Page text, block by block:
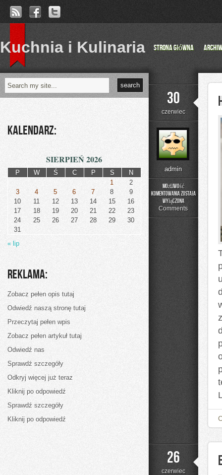
Kuchnia i Kulinaria Strona główna
30
czerwiec
admin
Możliwość
komentowania
Historia
Przemysłu
została
wyłączona
Comments
26
czerwiec
Kalendarz:
SIERPIEŃ 2026
P W Ś C P S
N
1
2
3
4 5 6 7 8
9
10
11 12 13 14 15
16
17
18 19 20 21 22
23
24
25 26 27 28 29
30
31
« lip
Reklama:
Zobacz pełen opis tutaj
Odwiedź naszą stronę tutaj
Przeczytaj pełen wpis
Zobacz pełen artykuł tutaj
Odwiedź nas
Sprawdź szczegóły
Odkryj więcej już teraz
Kliknij po odpowiedź
Sprawdź szczegóły
Kliknij po odpowiedź